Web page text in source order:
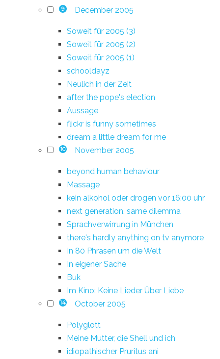
9 December 2005
Soweit für 2005 (3)
Soweit für 2005 (2)
Soweit für 2005 (1)
schooldayz
Neulich in der Zeit
after the pope's election
Aussage
flickr is funny sometimes
dream a little dream for me
10 November 2005
beyond human behaviour
Massage
kein alkohol oder drogen vor 16:00 uhr
next generation, same dilemma
Sprachverwirrung in München
there's hardly anything on tv anymore
In 80 Phrasen um die Welt
In eigener Sache
Buk
Im Kino: Keine Lieder Über Liebe
14 October 2005
Polyglott
Meine Mutter, die Shell und ich
idiopathischer Pruritus ani